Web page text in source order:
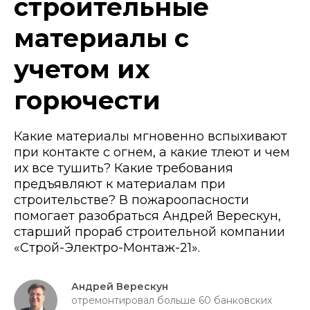
строительные
материалы с
учетом их
горючести
Андрей Верескун
отремонтировал больше 60 банковских
Какие материалы мгновенно вспыхивают
при контакте с огнем, а какие тлеют и чем
их все тушить? Какие требования
предъявляют к материалам при
строительстве? В пожароопасности
помогает разобраться Андрей Верескун,
старший прораб строительной компании
«Строй-Электро-Монтаж-21».